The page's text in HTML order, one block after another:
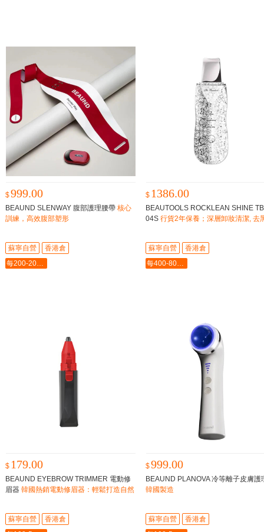
$999.00
BEAUND SLENWAY 腹部護理腰帶 核心
訓練，高效腹部塑形
蘇寧自營
香港倉
每200-20最多-2000
$ 1386.00
BEAUTOOLS ROCKLEAN SHINE
04S 行貨2年保養；深層卸妝清潔, 去
蘇寧自營
香港倉
每400-80最多-2000
$ 179.00
BEAUND EYEBROW TRIMMER 電動修
眉器 韓國熱銷電動修眉器：輕鬆打造自然
蘇寧自營
香港倉
$999.00
BEAUND PLANOVA 冷等離子皮膚護
韓國製造
蘇寧自營
香港倉